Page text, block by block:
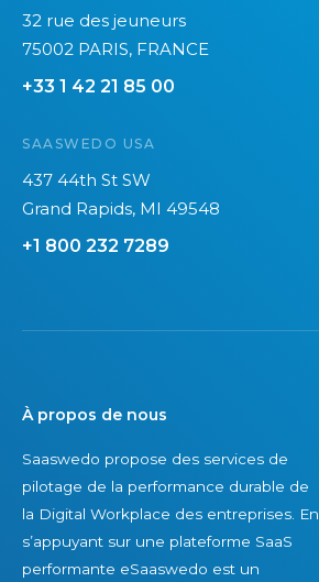
32 rue des jeuneurs
75002 PARIS, FRANCE
+33 1 42 21 85 00
SAASWEDO USA
437 44th St SW
Grand Rapids, MI 49548
+1 800 232 7289
À propos de nous
Saaswedo propose des services de
pilotage de la performance durable de
la Digital Workplace des entreprises. En
s’appuyant sur une plateforme SaaS
performante eSaaswedo est un